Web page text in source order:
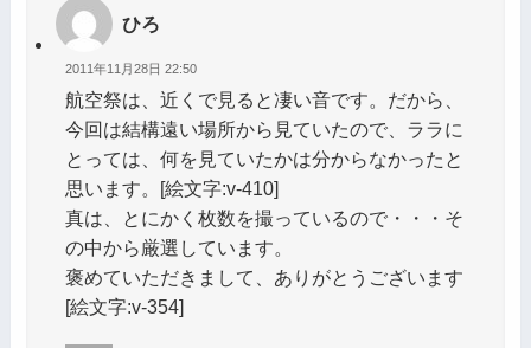
ひろ
2011年11月28日 22:50
航空祭は、近くで見ると凄い音です。だから、
今回は結構遠い場所から見ていたので、ララに
とっては、何を見ていたかは分からなかったと
思います。[絵文字:v-410]
真は、とにかく枚数を撮っているので・・・そ
の中から厳選しています。
褒めていただきまして、ありがとうございます
[絵文字:v-354]